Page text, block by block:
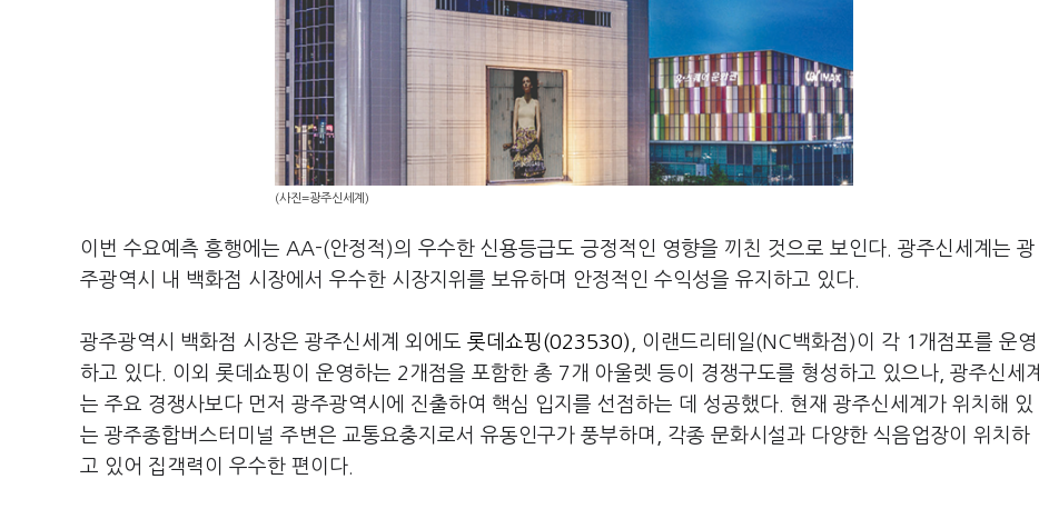
(사진=광주신세계)
이번 수요예측 흥행에는 AA-(안정적)의 우수한 신용등급도 긍정적인 영향을 끼친 것으로 보인다. 광주신세계는 광
주광역시 내 백화점 시장에서 우수한 시장지위를 보유하며 안정적인 수익성을 유지하고 있다.
광주광역시 백화점 시장은 광주신세계 외에도 롯데쇼핑(023530)
, 이랜드리테일(NC백화점)이 각 1개점포를 운영
하고 있다. 이외 롯데쇼핑이 운영하는 2개점을 포함한 총 7개 아울렛 등이 경쟁구도를 형성하고 있으나, 광주신세계
는 주요 경쟁사보다 먼저 광주광역시에 진출하여 핵심 입지를 선점하는 데 성공했다. 현재 광주신세계가 위치해 있
는 광주종합버스터미널 주변은 교통요충지로서 유동인구가 풍부하며, 각종 문화시설과 다양한 식음업장이 위치하
고 있어 집객력이 우수한 편이다.